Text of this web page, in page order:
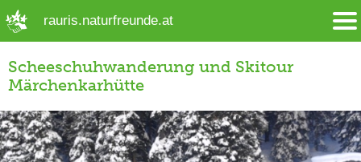
rauris.naturfreunde.at
Scheeschuhwanderung und Skitour
Märchenkarhütte